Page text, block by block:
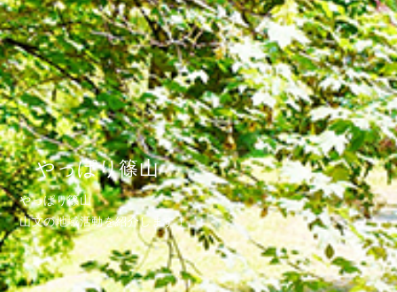
やっぱり篠山
やっぱり篠山
山文の地域活動を紹介します！